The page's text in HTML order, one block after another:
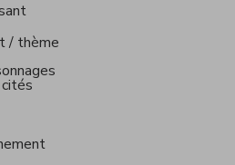
/ thème